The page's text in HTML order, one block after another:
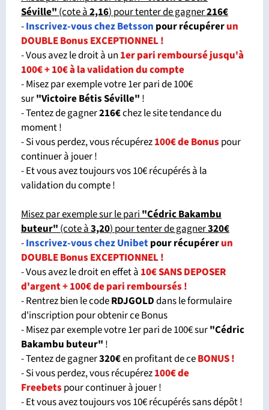
Séville"(cote à2,16) pour tenter de gagner216€
-Inscrivez-vous chez Betsson pour récupérerun
DOUBLE Bonus EXCEPTIONNEL !
- Vous avez le droit à un 1er pari remboursé jusqu'à
100€ + 10€ à la validation du compte
- Misez par exemple votre 1er pari de 100€
sur"Victoire Bétis Séville" !
- Tentez de gagner216€chez le site tendance du
moment !
- Si vous perdez, vous récupérez100€ de Bonus pour
continuer à jouer !
- Et vous avez toujours vos 10€ récupérés à la
validation du compte !
Misez par exemple sur le pari"Cédric Bakambu
buteur"(cote à3,20) pour tenter de gagner320€
-Inscrivez-vous chez Unibetpour récupérerun
DOUBLE Bonus EXCEPTIONNEL !
- Vous avez le droit en effet à 10€ SANS DEPOSER
d'argent + 100€ de pari remboursés !
- Rentrez bien le codeRDJGOLDdans le formulaire
d'inscription pour obtenir ce Bonus
- Misez par exemple votre 1er pari de 100€ sur"Cédric
Bakambu buteur" !
- Tentez de gagner320€en profitant de ceBONUS !
- Si vous perdez, vous récupérez100€ de
Freebets pour continuer à jouer !
- Et vous avez toujours vos 10€ récupérés sans dépôt !